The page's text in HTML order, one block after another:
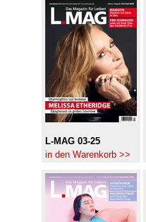
L-MAG 03-25
in den Warenkorb >>